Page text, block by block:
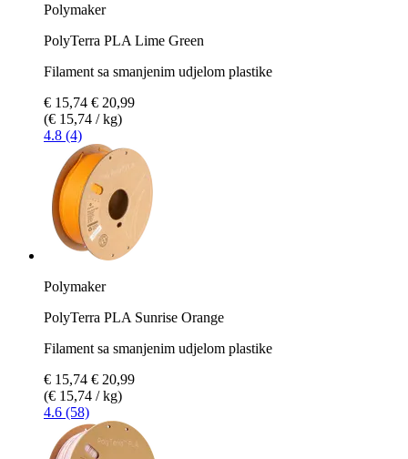
Polymaker
PolyTerra PLA Lime Green
Filament sa smanjenim udjelom plastike
€ 15,74 € 20,99
(€ 15,74 / kg)
4.8 (4)
Polymaker
PolyTerra PLA Sunrise Orange
Filament sa smanjenim udjelom plastike
€ 15,74 € 20,99
(€ 15,74 / kg)
4.6 (58)